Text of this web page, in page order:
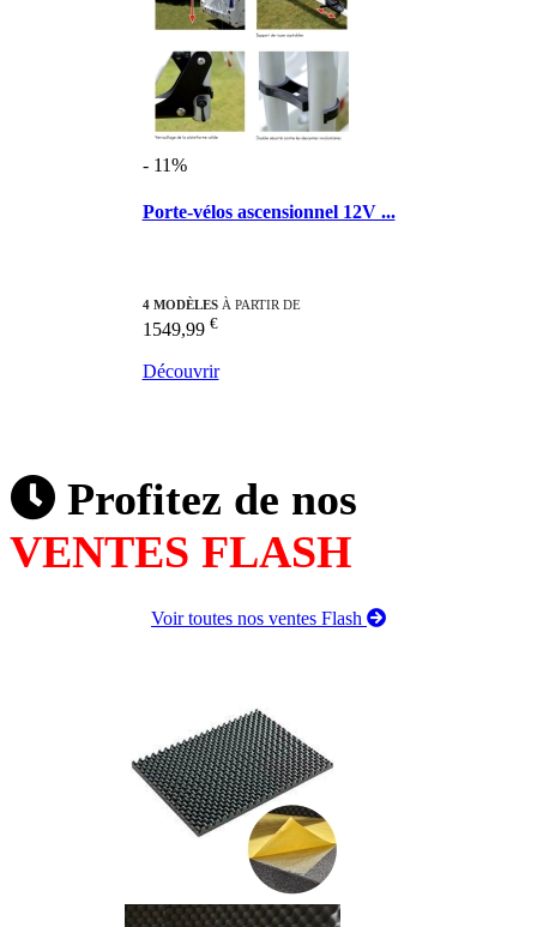
- 11%
Porte-vélos ascensionnel 12V ...
4 MODÈLESÀ PARTIR DE
1549,99 €
Découvrir
Profitez de nos
VENTES FLASH
Voir toutes nos ventes Flash